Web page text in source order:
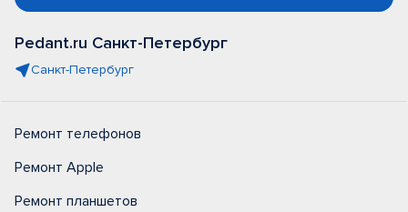
Pedant.ru Санкт-Петербург
Санкт-Петербург
Ремонт телефонов
Ремонт Apple
Ремонт планшетов